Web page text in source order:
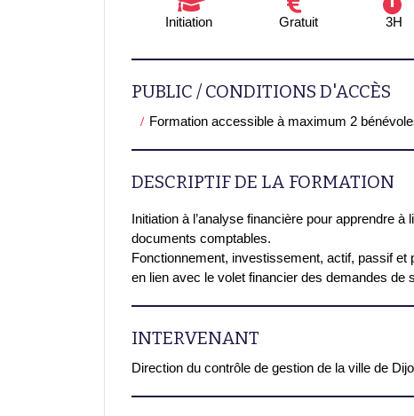
Initiation Gratuit 3H
PUBLIC / CONDITIONS D'ACCÈS
Formation accessible à maximum 2
DESCRIPTIF DE LA FORMATION
Initiation à l’analyse financière pour apprendre à
documents comptables.
Fonctionnement, investissement, actif, passif et
en lien avec le volet financier des demandes de
INTERVENANT
Direction du contrôle de gestion de la ville de